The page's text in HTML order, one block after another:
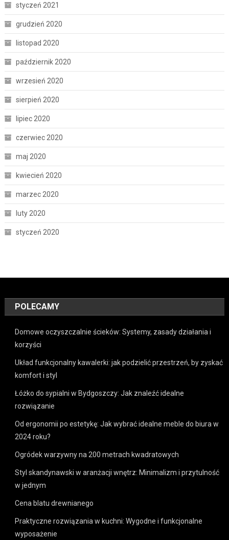
styczeń 2021
grudzień 2020
listopad 2020
październik 2020
wrzesień 2020
sierpień 2020
lipiec 2020
czerwiec 2020
maj 2020
kwiecień 2020
marzec 2020
luty 2020
styczeń 2020
POLECAMY
Domowe oczyszczalnie ścieków: Systemy, zasady działania i
korzyści
Układ funkcjonalny kawalerki: jak podzielić przestrzeń, by zyskać
komfort i styl
Łóżko do sypialni w Bydgoszczy: Jak znaleźć idealne
rozwiązanie
Od ergonomii po estetykę: Jak wybrać idealne meble do biura w
2024 roku?
Ogródek warzywny na 200 metrach kwadratowych
Styl skandynawski w aranżacji wnętrz: Minimalizm i przytulność
w jednym
Cena blatu drewnianego
Praktyczne rozwiązania w kuchni: Wygodne i funkcjonalne
wyposażenie